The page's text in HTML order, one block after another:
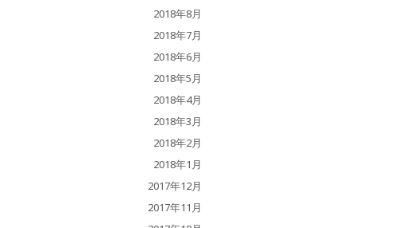
2018年8月
2018年7月
2018年6月
2018年5月
2018年4月
2018年3月
2018年2月
2018年1月
2017年12月
2017年11月